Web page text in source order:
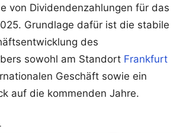
von Dividendenzahlungen für das
Grundlage dafür ist die stabile
des
sowohl am Standort Frankfurt
Geschäft sowie ein
auf die kommenden Jahre.